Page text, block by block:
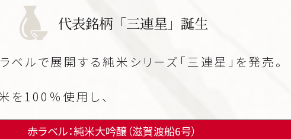
代表銘柄「三連星」誕生
ベルで展開する純米シリーズ「三連星」を発売。
を100％使用し、
赤ラベル：純米大吟醸（滋賀渡船6号）